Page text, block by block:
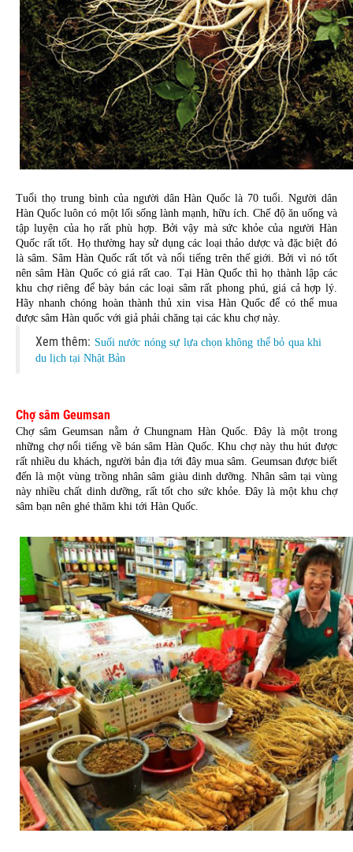
Tuổi thọ trung bình của người dân Hàn Quốc là 70 tuổi. Người dân
Hàn Quốc luôn có một lối sống lành mạnh, hữu ích. Chế độ ăn uống và
tập luyện của họ rất phù hợp. Bởi vậy mà sức khỏe của người Hàn
Quốc rất tốt. Họ thường hay sử dụng các loại thảo dược và đặc biệt đó
là sâm. Sâm Hàn Quốc rất tốt và nổi tiếng trên thế giới. Bởi vì nó tốt
nên sâm Hàn Quốc có giá rất cao. Tại Hàn Quốc thì họ thành lập các
khu chợ riêng để bày bán các loại sâm rất phong phú, giá cả hợp lý.
Hãy nhanh chóng hoàn thành thủ xin visa Hàn Quốc để có thể mua
được sâm Hàn quốc với giả phải chăng tại các khu chợ này.
Xem thêm: Suối nước nóng sự lựa chọn không thể bỏ qua khi
du lịch tại Nhật Bản
Chợ sâm Geumsan
Chợ sâm Geumsan nằm ở Chungnam Hàn Quốc. Đây là một trong
những chợ nổi tiếng về bán sâm Hàn Quốc. Khu chợ này thu hút được
rất nhiều du khách, người bản địa tới đây mua sâm. Geumsan được biết
đến là một vùng trồng nhân sâm giàu dinh dưỡng. Nhân sâm tại vùng
này nhiều chất dinh dưỡng, rất tốt cho sức khỏe. Đây là một khu chợ
sâm bạn nên ghé thăm khi tới Hàn Quốc.